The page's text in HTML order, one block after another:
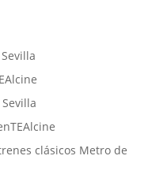
clásicos Metro de